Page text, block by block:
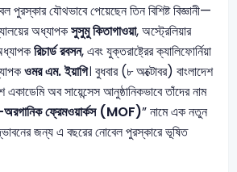
পুরস্কার যৌথভাবে পেয়েছেন তিন বিশিষ্ট বিজ্ঞানী—
অধ্যাপকসুসুমু কিতাগাওয়া, অস্ট্রেলিয়ার
রিচার্ড রবসন, এবং যুক্তরাষ্ট্রের ক্যালিফোর্নিয়া
ওমর এম. ইয়াগি। বুধবার (৮ অক্টোবর) বাংলাদেশ
অব সায়েন্সেস আনুষ্ঠানিকভাবে তাঁদের নাম
ফ্রেমওয়ার্কস (MOF)” নামে এক নতুন
জন্য এ বছরের নোবেল পুরস্কারে ভূষিত